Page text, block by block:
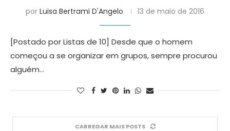
por Luisa Bertrami D'Angelo 13 de maio de 2016
[Postado por Listas de 10] Desde que o homem
começou a se organizar em grupos, sempre procurou
alguém…
CARREGAR MAIS POSTS